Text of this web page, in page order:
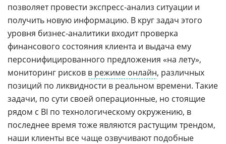
позволяет провести экспресс-анализ ситуации и
получить новую информацию. В круг задач этого
уровня бизнес-аналитики входит проверка
финансового состояния клиента и выдача ему
персонифицированного предложения «на лету»,
мониторинг рисков в режиме онлайн, различных
позиций по ликвидности в реальном времени. Такие
задачи, по сути своей операционные, но стоящие
рядом с BI по технологическому окружению, в
последнее время тоже являются растущим трендом,
наши клиенты все чаще озвучивают подобные